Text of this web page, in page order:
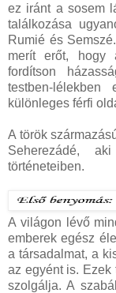
ez iránt a sosem
találkozása
Rumié és
merít erőt, hogy
fordítson
testben-
különleges férfi
A török
Seherezádé,
történeteiben.
A világon lévő
emberek egész
a társadalmat, a
az egyént is. Ezek
szolgálja. A